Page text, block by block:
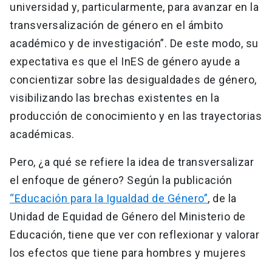
universidad y, particularmente, para avanzar en la
transversalización de género en el ámbito
académico y de investigación”. De este modo, su
expectativa es que el InES de género ayude a
concientizar sobre las desigualdades de género,
visibilizando las brechas existentes en la
producción de conocimiento y en las trayectorias
académicas.
Pero, ¿a qué se refiere la idea de transversalizar
el enfoque de género? Según la publicación
“Educación para la Igualdad de Género”, de la
Unidad de Equidad de Género del Ministerio de
Educación, tiene que ver con reflexionar y valorar
los efectos que tiene para hombres y mujeres